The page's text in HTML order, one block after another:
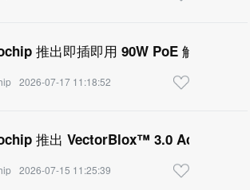
推出即插即用 90W PoE 解決方案
2026-07-17 11:18:52
推出 VectorBlox™ 3.0
2026-07-15 11:25:39